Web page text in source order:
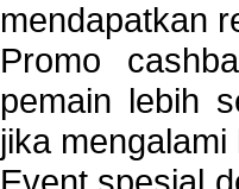
mendapatkan
Promo
pemain lebih
jika mengalami